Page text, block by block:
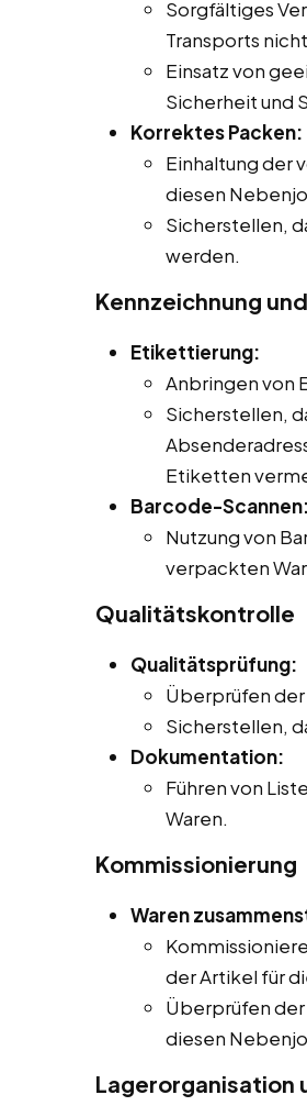
Sorgfältiges
Transports
Einsatz von
Sicherheit und
Korrektes Packen:
Einhaltung der
diesen
Sicherstellen,
werden.
Kennzeichnung
Etikettierung:
Anbringen von
Sicherstellen,
Etiketten
Barcode-Scannen:
Nutzung von
verpackten
Qualitätskontrolle
Qualitätsprüfung:
Überprüfen
Sicherstellen,
Dokumentation:
Führen von
Waren.
Kommissionierung
Waren
der Artikel für
Überprüfen
diesen
Lagerorganisation